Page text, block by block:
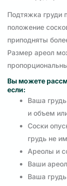
Подтяжка груди
положение
приподняты
Размер ареол
Вы можете
если:
Ваша
и объем
Соски
грудь не
Ареолы и
Ваши
Ваша